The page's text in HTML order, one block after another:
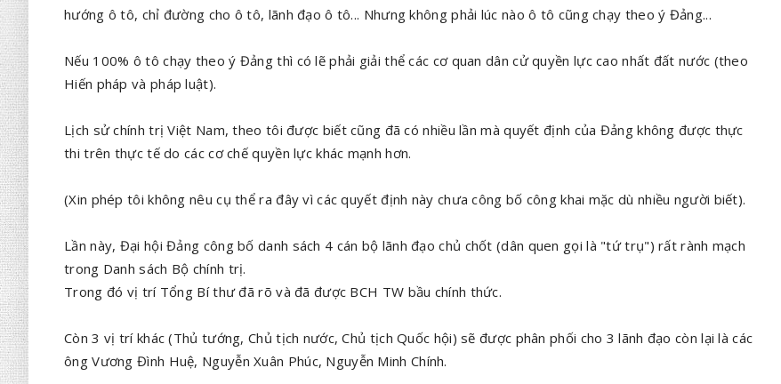
hướng ô tô, chỉ đường cho ô tô, lãnh đạo ô tô... Nhưng không phải lúc nào ô tô cũng chạy theo ý Đảng...
Nếu 100% ô tô chạy theo ý Đảng thì có lẽ phải giải thể các cơ quan dân cử quyền lực cao nhất đất nước (theo
Hiến pháp và pháp luật).
Lịch sử chính trị Việt Nam, theo tôi được biết cũng đã có nhiều lần mà quyết định của Đảng không được thực
thi trên thực tế do các cơ chế quyền lực khác mạnh hơn.
(Xin phép tôi không nêu cụ thể ra đây vì các quyết định này chưa công bố công khai mặc dù nhiều người biết).
Lần này, Đại hội Đảng công bố danh sách 4 cán bộ lãnh đạo chủ chốt (dân quen gọi là "tứ trụ") rất rành mạch
trong Danh sách Bộ chính trị.
Trong đó vị trí Tổng Bí thư đã rõ và đã được BCH TW bầu chính thức.
Còn 3 vị trí khác (Thủ tướng, Chủ tịch nước, Chủ tịch Quốc hội) sẽ được phân phối cho 3 lãnh đạo còn lại là các
ông Vương Đình Huệ, Nguyễn Xuân Phúc, Nguyễn Minh Chính.